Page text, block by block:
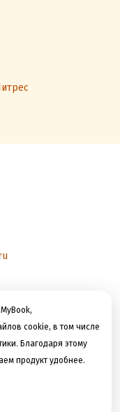
cookie, в том числе
Благодаря этому
продукт удобнее.